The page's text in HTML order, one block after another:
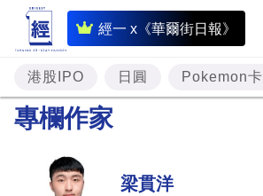
經一 x《華爾街日報》
即
時
財
經
港股IPO 日圓 Pokemon卡
專欄作家
梁貫洋